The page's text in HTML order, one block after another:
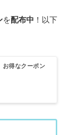
を配布中 ！以下
お得なクーポン